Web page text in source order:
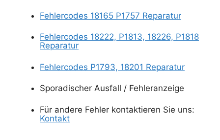
Fehlercodes 18165 P1757 Reparatur
Fehlercodes 18222, P1813, 18226, P1818
Reparatur
Fehlercodes P1793, 18201 Reparatur
Sporadischer Ausfall / Fehleranzeige
Für andere Fehler kontaktieren Sie uns:
Kontakt